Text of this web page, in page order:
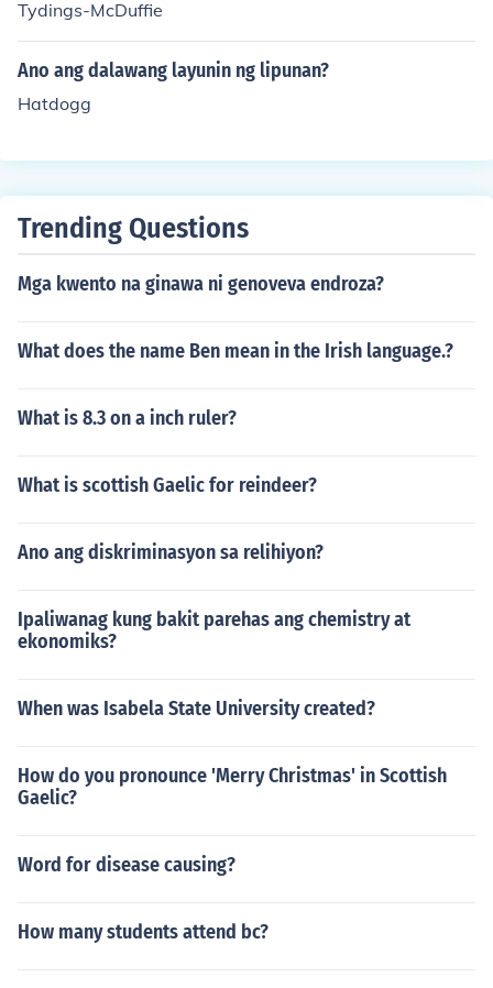
Tydings-McDuffie
Ano ang dalawang layunin ng lipunan?
Hatdogg
Trending Questions
Mga kwento na ginawa ni genoveva endroza?
What does the name Ben mean in the Irish language.?
What is 8.3 on a inch ruler?
What is scottish Gaelic for reindeer?
Ano ang diskriminasyon sa relihiyon?
Ipaliwanag kung bakit parehas ang chemistry at
ekonomiks?
When was Isabela State University created?
How do you pronounce 'Merry Christmas' in Scottish
Gaelic?
Word for disease causing?
How many students attend bc?